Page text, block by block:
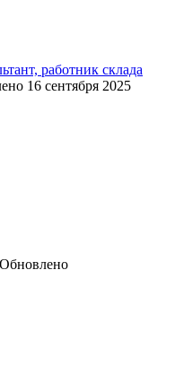
работник склада
16 сентября 2025
Обновлено